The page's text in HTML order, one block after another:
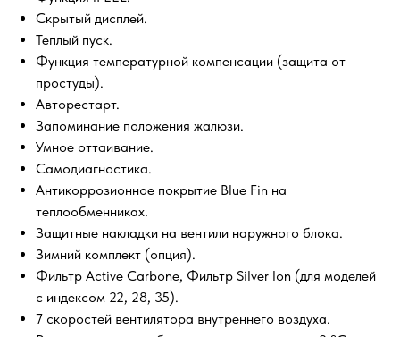
Скрытый дисплей.
Теплый пуск.
Функция температурной компенсации (защита от
простуды).
Авторестарт.
Запоминание положения жалюзи.
Умное оттаивание.
Самодиагностика.
Антикоррозионное покрытие Blue Fin на
теплообменниках.
Защитные накладки на вентили наружного блока.
Зимний комплект (опция).
Фильтр Active Carbone, Фильтр Silver Ion (для моделей
с индексом 22, 28, 35).
7 скоростей вентилятора внутреннего воздуха.